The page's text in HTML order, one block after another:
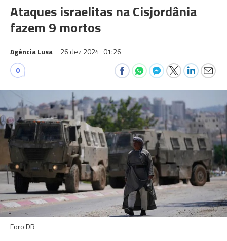
Ataques israelitas na Cisjordânia
fazem 9 mortos
Agência Lusa 26 dez 2024 01:26
0
Foro DR